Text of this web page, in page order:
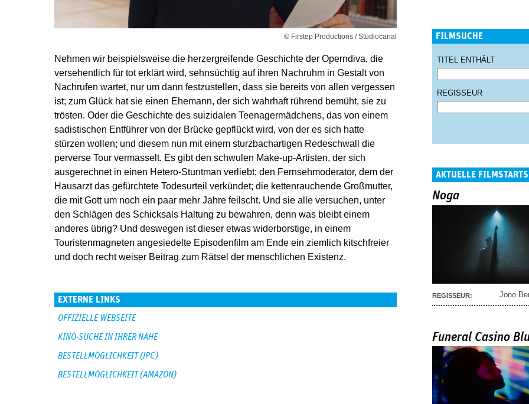
© Firstep Productions / Studiocanal
Nehmen wir beispielsweise die herzergreifende Geschichte der Operndiva, die
versehentlich für tot erklärt wird, sehnsüchtig auf ihren Nachruhm in Gestalt von
Nachrufen wartet, nur um dann festzustellen, dass sie bereits von allen vergessen
ist; zum Glück hat sie einen Ehemann, der sich wahrhaft rührend bemüht, sie zu
trösten. Oder die Geschichte des suizidalen Teenagermädchens, das von einem
sadistischen Entführer von der Brücke gepflückt wird, von der es sich hatte
stürzen wollen; und diesem nun mit einem sturzbachartigen Redeschwall die
perverse Tour vermasselt. Es gibt den schwulen Make-up-Artisten, der sich
ausgerechnet in einen Hetero-Stuntman verliebt; den Fernsehmoderator, dem der
Hausarzt das gefürchtete Todesurteil verkündet; die kettenrauchende Großmutter,
die mit Gott um noch ein paar mehr Jahre feilscht. Und sie alle versuchen, unter
den Schlägen des Schicksals Haltung zu bewahren, denn was bleibt einem
anderes übrig? Und deswegen ist dieser etwas widerborstige, in einem
Touristenmagneten angesiedelte Episodenfilm am Ende ein ziemlich kitschfreier
und doch recht weiser Beitrag zum Rätsel der menschlichen Existenz.
EXTERNE LINKS
OFFIZIELLE WEBSEITE
KINO-SUCHE IN IHRER NÄHE
BESTELLMÖGLICHKEIT (JPC)
BESTELLMÖGLICHKEIT (AMAZON)
FILMSUCHE
TITEL ENTHÄLT
REGISSEUR
AKTUELLE FILMSTARTS
Noga
REGISSEUR: Jono
Funeral Casino